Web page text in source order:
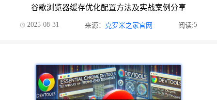
谷歌浏览器缓存优化配置方法及实战案例分享
2025-08-31 来源： 克罗米之家官网 阅读:5